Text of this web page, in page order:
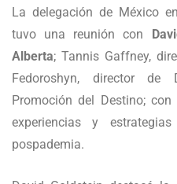
La delegación de México
tuvo una reunión con
Alberta; Tannis Gaffney,
Fedoroshyn, director de
Promoción del Destino;
experiencias y
pospademia.